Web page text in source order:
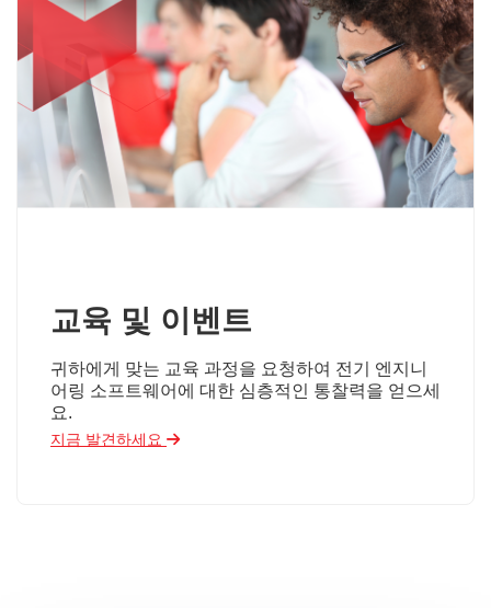
교육 및 이벤트
귀하에게 맞는 교육 과정을 요청하여 전기 엔지니
어링 소프트웨어에 대한 심층적인 통찰력을 얻으세
요.
지금 발견하세요